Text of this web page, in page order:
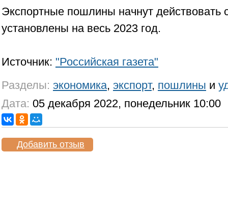
Экспортные пошлины начнут действовать
установлены на весь 2023 год.
Источник: "Российская газета"
Разделы: экономика, экспорт, пошлины и
Дата: 05 декабря 2022, понедельник 10:00
Добавить отзыв